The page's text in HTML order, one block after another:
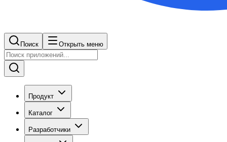
Поиск Открыть меню
Продукт
Каталог
Разработчики